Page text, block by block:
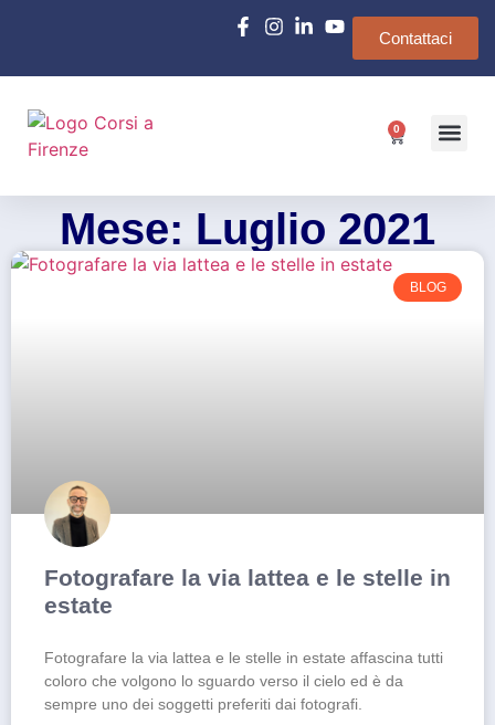
Contattaci
0
Mese: Luglio 2021
BLOG
Fotografare la via lattea e le stelle in
estate
Fotografare la via lattea e le stelle in estate affascina tutti
coloro che volgono lo sguardo verso il cielo ed è da
sempre uno dei soggetti preferiti dai fotografi.